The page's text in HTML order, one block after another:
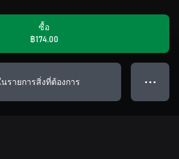
ซื้อ
฿174.00
นรายการสิ่งที่ต้องการ ● ● ●